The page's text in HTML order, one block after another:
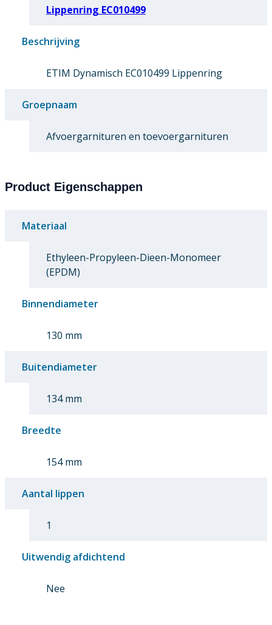
Lippenring EC010499
Beschrijving
ETIM Dynamisch EC010499 Lippenring
Groepnaam
Afvoergarnituren en toevoergarnituren
Product Eigenschappen
Materiaal
Ethyleen-Propyleen-Dieen-Monomeer
(EPDM)
Binnendiameter
130 mm
Buitendiameter
134 mm
Breedte
154 mm
Aantal lippen
1
Uitwendig afdichtend
Nee